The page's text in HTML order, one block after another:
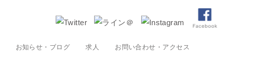
お知らせ・ブログ 求人 お問い合わせ・アクセス